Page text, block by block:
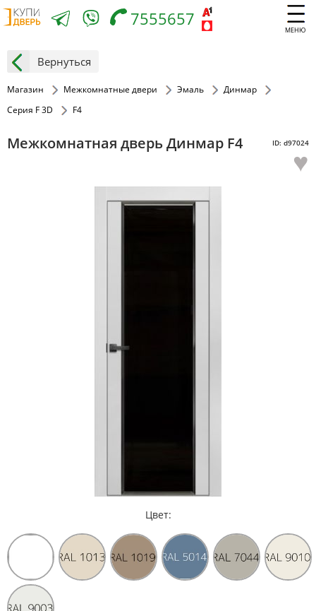
МЕНЮ
7555657
Вернуться
Магазин Межкомнатные двери Эмаль
Динмар
Серия F 3D
F4
Межкомнатная дверь Динмар F4 ID: d97024
♥
Цвет: